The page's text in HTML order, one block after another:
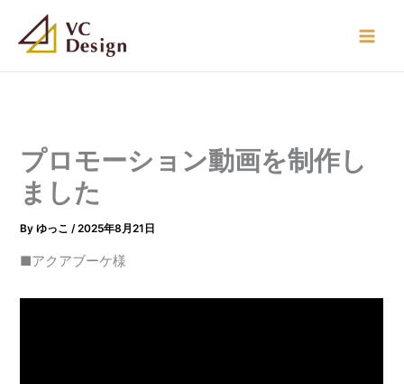
ス
プロモーション動画を制作し
ました
Byゆっこ/2025年8月21日
■アクアブーケ様